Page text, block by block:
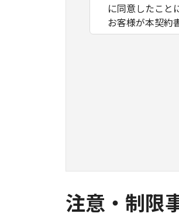
に同意したこと
お客様が本契約
数のコンピュ
ア」をコンピ
は実行するこ
ネットワーク
ができます。
(3) 上記(1)お
わず、本契約
注意・制限